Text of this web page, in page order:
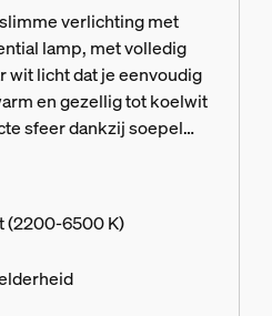
verlichting met
lamp, met volledig
wit licht dat je eenvoudig
en gezellig tot koelwit
sfeer dankzij soepel
en een bibliotheek
door onze experts - of
Hue.
(2200-6500 K)